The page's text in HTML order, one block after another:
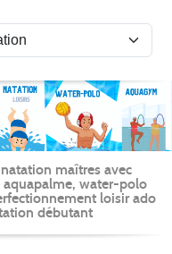
maîtres avec
water-polo
loisir ado
débutant